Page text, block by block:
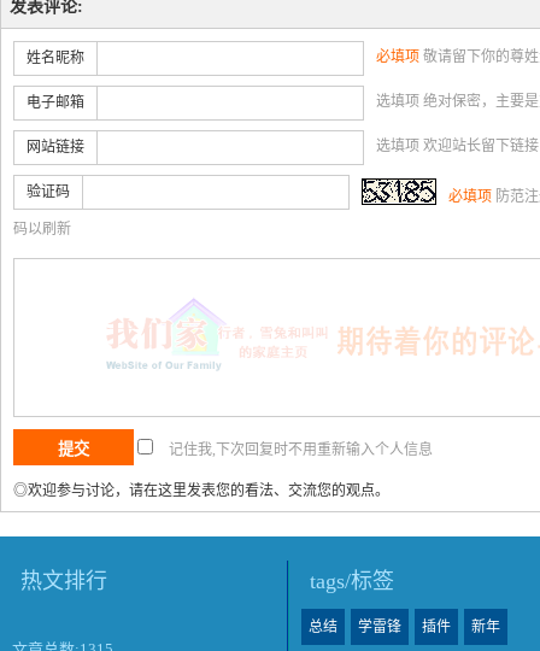
发表评论:
姓名昵称 必填项 敬请留下你的尊
电子邮箱 选填项 绝对保密，主要
网站链接 选填项 欢迎站长留下链
验证码 必填项 防范
码以刷新
记住我,下次回复时不用重新输入个人信息
◎欢迎参与讨论，请在这里发表您的看法、交流您的观点。
热文排行 tags/标签
总结 学雷锋 插件 新年